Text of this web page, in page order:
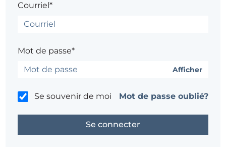
Courriel*
Mot de passe*
Afficher
Se souvenir de moi Mot de passe oublié?